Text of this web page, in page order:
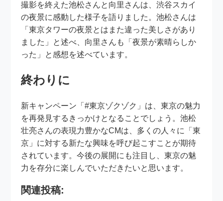
撮影を終えた池松さんと向里さんは、渋谷スカイ
の夜景に感動した様子を語りました。池松さんは
「東京タワーの夜景とはまた違った美しさがあり
ました」と述べ、向里さんも「夜景が素晴らしか
った」と感想を述べています。
終わりに
新キャンペーン「#東京ゾクゾク」は、東京の魅力
を再発見するきっかけとなることでしょう。池松
壮亮さんの表現力豊かなCMは、多くの人々に「東
京」に対する新たな興味を呼び起こすことが期待
されています。今後の展開にも注目し、東京の魅
力を存分に楽しんでいただきたいと思います。
関連投稿: